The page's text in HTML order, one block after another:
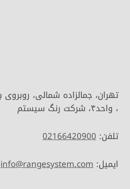
، واحد۴، شرکت رنگ سیستم
تلفن: 02166420900
ایمیل: info@rangesystem.com